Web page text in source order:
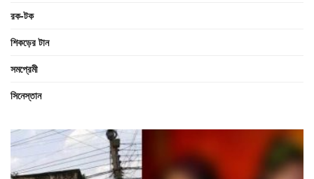
রক-টক
শিকড়ের টান
সমপ্রেমী
সিনেস্তান